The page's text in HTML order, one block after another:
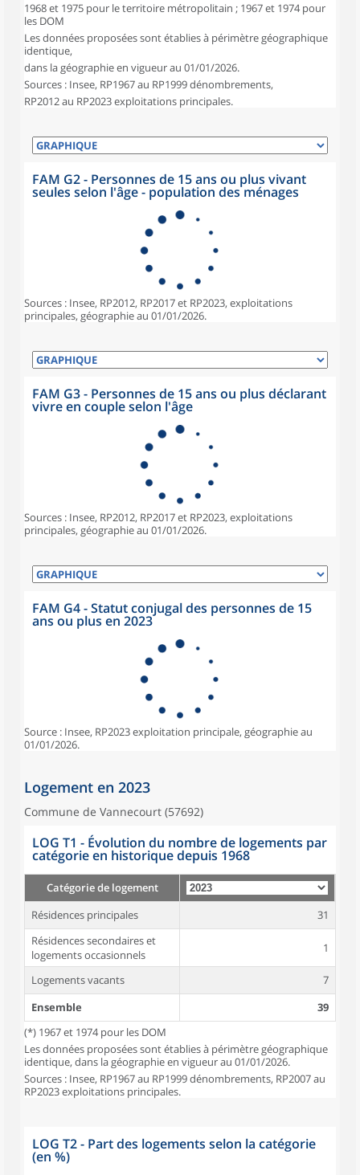
1968 et 1975 pour le territoire métropolitain ; 1967 et 1974 pour
les DOM
Les données proposées sont établies à périmètre géographique
identique,
dans la géographie en vigueur au 01/01/2026.
Sources : Insee, RP1967 au RP1999 dénombrements,
RP2012 au RP2023 exploitations principales.
FAM G2 - Personnes de 15 ans ou plus vivant
seules selon l'âge - population des ménages
Sources : Insee, RP2012, RP2017 et RP2023, exploitations
principales, géographie au 01/01/2026.
FAM G3 - Personnes de 15 ans ou plus déclarant
vivre en couple selon l'âge
Sources : Insee, RP2012, RP2017 et RP2023, exploitations
principales, géographie au 01/01/2026.
FAM G4 - Statut conjugal des personnes de 15
ans ou plus en 2023
Source : Insee, RP2023 exploitation principale, géographie au
01/01/2026.
Logement en 2023
Commune de Vannecourt (57692)
LOG T1 - Évolution du nombre de logements par
catégorie en historique depuis 1968
Catégorie de logement
Résidences principales
31
Résidences secondaires et
logements occasionnels
1
Logements vacants
7
Ensemble
39
(*) 1967 et 1974 pour les DOM
Les données proposées sont établies à périmètre géographique
identique, dans la géographie en vigueur au 01/01/2026.
Sources : Insee, RP1967 au RP1999 dénombrements, RP2007 au
RP2023 exploitations principales.
LOG T2 - Part des logements selon la catégorie
(en %)